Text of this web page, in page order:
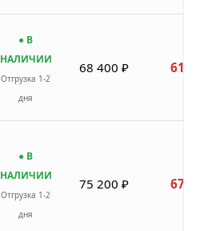
● В
НАЛИЧИИ
Отгрузка 1-2
дня
68 400 ₽ 61
● В
НАЛИЧИИ
Отгрузка 1-2
дня
75 200 ₽ 67